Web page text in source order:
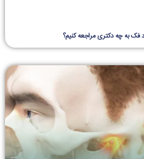
فک به چه دکتری مراجعه کنیم؟